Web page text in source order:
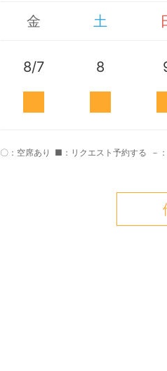
金 土
8/7 8
〇：空席あり ■：リクエスト予約する －